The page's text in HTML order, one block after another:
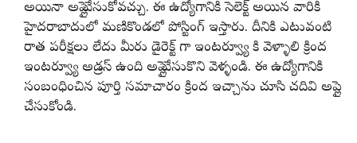
అయినా అప్లై చేసుకోవచ్చు. ఈ ఉద్యోగానికి సెలెక్ట్ అయిన వారికి
హైదరాబాదులో మణికొండలో పోస్టింగ్ ఇస్తారు. దీనికి ఎటువంటి
రాత పరీక్షలు లేదు మీరు డైరెక్ట్ గా ఇంటర్వ్యూ కి వెళ్ళాలి క్రింద
ఇంటర్వ్యూ అడ్రస్ ఉంది అప్లై చేసుకొని వెళ్ళండి. ఈ ఉద్యోగానికి
సంబంధించిన పూర్తి సమాచారం క్రింద ఇచ్చాను చూసి చదివి అప్లై
చేసుకోండి.